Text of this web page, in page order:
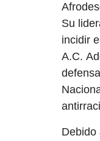
Su
incidir
A.C.
Debido